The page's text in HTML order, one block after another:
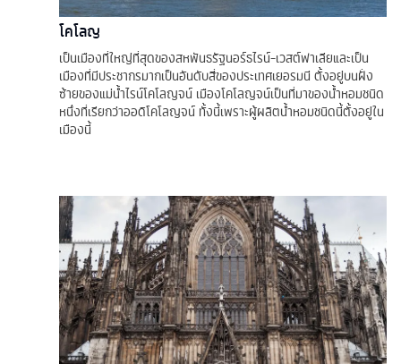
โคโลญ
เป็นเมืองที่ใหญ่ที่สุดของสหพันธรัฐนอร์ธไรน์-เวสต์ฟาเลียและเป็น
เมืองที่มีประชากรมากเป็นอันดับสี่ของประเทศเยอรมนี ตั้งอยู่บนฝั่ง
ซ้ายของแม่น้ำไรน์โคโลญจน์ เมืองโคโลญจน์เป็นที่มาของน้ำหอมชนิด
หนึ่งที่เรียกว่าออดิโคโลญจน์ ทั้งนี้เพราะผู้ผลิตน้ำหอมชนิดนี้ตั้งอยู่ใน
เมืองนี้